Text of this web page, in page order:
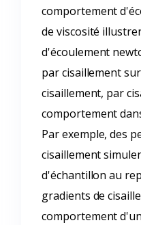
comportement
de viscosité
d'écoulement
par cisaillement
cisaillement, par
comportement
Par exemple, des
cisaillement
d'échantillon au
gradients de
comportement